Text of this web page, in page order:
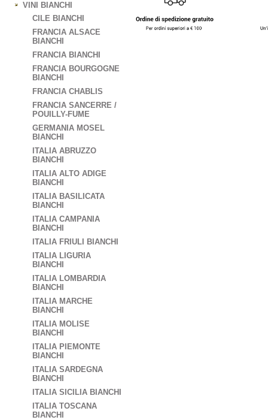
VINI BIANCHI
CILE BIANCHI
FRANCIA ALSACE
BIANCHI
FRANCIA BIANCHI
FRANCIA BOURGOGNE
BIANCHI
FRANCIA CHABLIS
FRANCIA SANCERRE /
POUILLY-FUME
GERMANIA MOSEL
BIANCHI
ITALIA ABRUZZO
BIANCHI
ITALIA ALTO ADIGE
BIANCHI
ITALIA BASILICATA
BIANCHI
ITALIA CAMPANIA
BIANCHI
ITALIA FRIULI BIANCHI
ITALIA LIGURIA
BIANCHI
ITALIA LOMBARDIA
BIANCHI
ITALIA MARCHE
BIANCHI
ITALIA MOLISE
BIANCHI
ITALIA PIEMONTE
BIANCHI
ITALIA SARDEGNA
BIANCHI
ITALIA SICILIA BIANCHI
ITALIA TOSCANA
BIANCHI